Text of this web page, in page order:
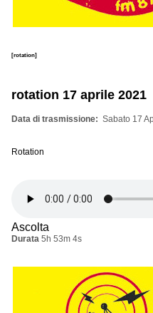
[rotation]
rotation 17 aprile 2021
Data di trasmissione Sabato 17
Rotation
Ascolta
Durata 5h 53m 4s